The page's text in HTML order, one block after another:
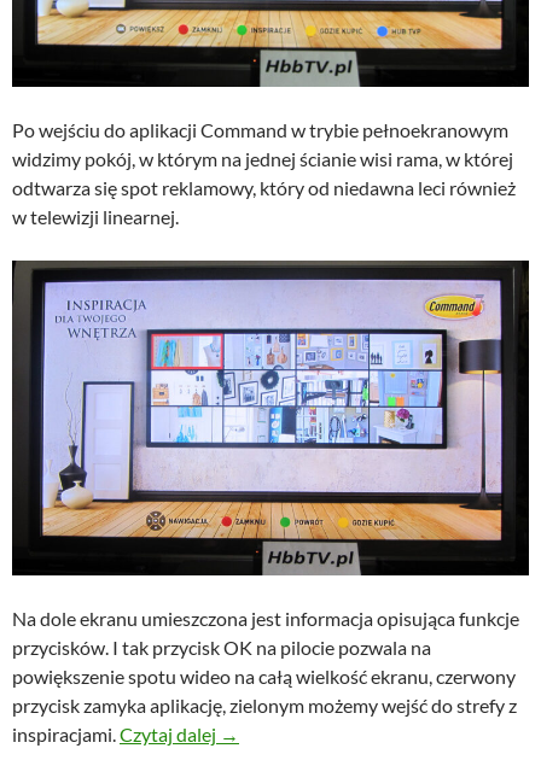
Po wejściu do aplikacji Command w trybie pełnoekranowym
widzimy pokój, w którym na jednej ścianie wisi rama, w której
odtwarza się spot reklamowy, który od niedawna leci również
w telewizji linearnej.
Na dole ekranu umieszczona jest informacja opisująca funkcje
przycisków. I tak przycisk OK na pilocie pozwala na
powiększenie spotu wideo na całą wielkość ekranu, czerwony
przycisk zamyka aplikację, zielonym możemy wejść do strefy z
inspiracjami. Czytaj dalej Reklama Command od 3M w HbbTV
→